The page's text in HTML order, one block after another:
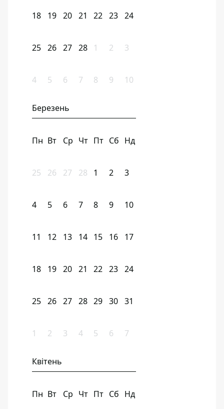
18 19 20 21 22 23 24
25 26 27 28 1 2 3
4 5 6 7 8 9 10
Березень
Пн Вт Ср Чт Пт Сб Нд
25 26 27 28 1 2 3
4 5 6 7 8 9 10
11 12 13 14 15 16 17
18 19 20 21 22 23 24
25 26 27 28 29 30 31
1 2 3 4 5 6 7
Квітень
Пн Вт Ср Чт Пт Сб Нд